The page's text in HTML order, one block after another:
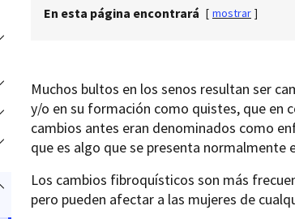
En esta página encontrará [ mostrar ]
Muchos bultos en los senos resultan ser
y/o en su formación como quistes, que en
cambios antes eran denominados como
que es algo que se presenta normalmente
Los cambios fibroquísticos son más
pero pueden afectar a las mujeres de